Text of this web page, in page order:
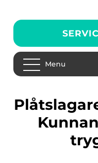
Menu
Plåtslagare i Norrköping: